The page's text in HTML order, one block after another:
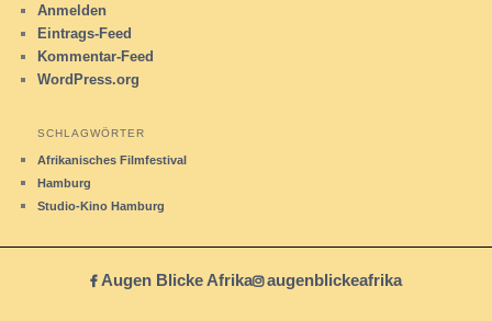
Anmelden
Eintrags-Feed
Kommentar-Feed
WordPress.org
SCHLAGWÖRTER
Afrikanisches Filmfestival
Hamburg
Studio-Kino Hamburg
Augen Blicke Afrika augenblickeafrika